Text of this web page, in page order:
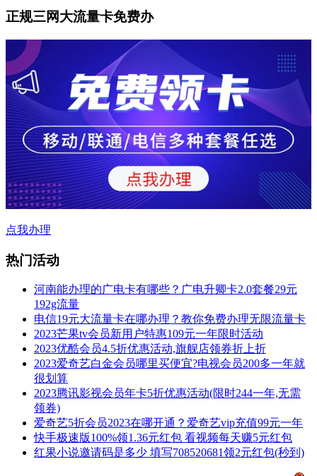
正规三网大流量卡免费办
点我办理
热门活动
河南能办理的广电卡有哪些？广电升卿卡2.0套餐29元
192g流量
电信19元大流量卡在哪办理？教你免费办理无限流量卡
2023芒果tv会员新用户特惠109元一年限时活动
2023优酷会员4.5折优惠活动,旗舰店领券折上折
2023爱奇艺白金会员哪里买便宜?电视会员200多一年就
很划算
2023腾讯影视会员年卡5折优惠活动(限时244一年,无需
领券)
爱奇艺5折会员2023在哪开通？爱奇艺vip充值99元一年
快手极速版100%领1.36元红包 看视频每天赚5元红包
红果小说邀请码是多少 填写708520681领2元红包(秒到)